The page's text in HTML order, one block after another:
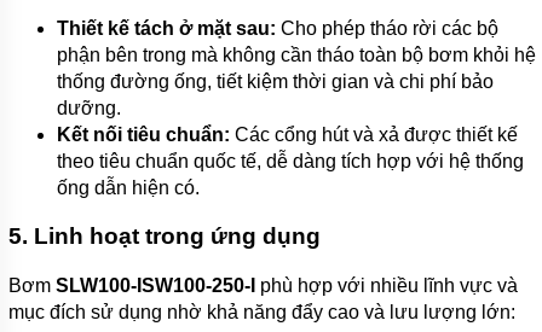
MÁY
KHUẤY
NÉN
ÁP
ĐĨA
PHÂN
PHỐI
Thiết kế tách ở mặt sau: Cho phép tháo rời các bộ
phận bên trong mà không cần tháo toàn bộ bơm khỏi hệ
thống đường ống, tiết kiệm thời gian và chi phí bảo
dưỡng.
Kết nối tiêu chuẩn: Các cổng hút và xả được thiết kế
theo tiêu chuẩn quốc tế, dễ dàng tích hợp với hệ thống
ống dẫn hiện có.
5. Linh hoạt trong ứng dụng
Bơm SLW100-ISW100-250-I phù hợp với nhiều lĩnh vực và
mục đích sử dụng nhờ khả năng đẩy cao và lưu lượng lớn: